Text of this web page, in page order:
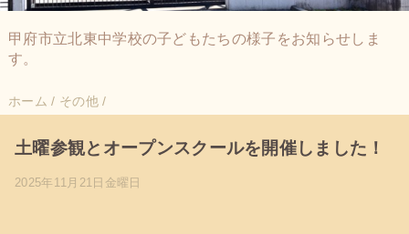
甲府市立北東中学校の子どもたちの様子をお知らせしま
す。
ホーム / その他/
土曜参観とオープンスクールを開催しました！
2025年11月21日金曜日